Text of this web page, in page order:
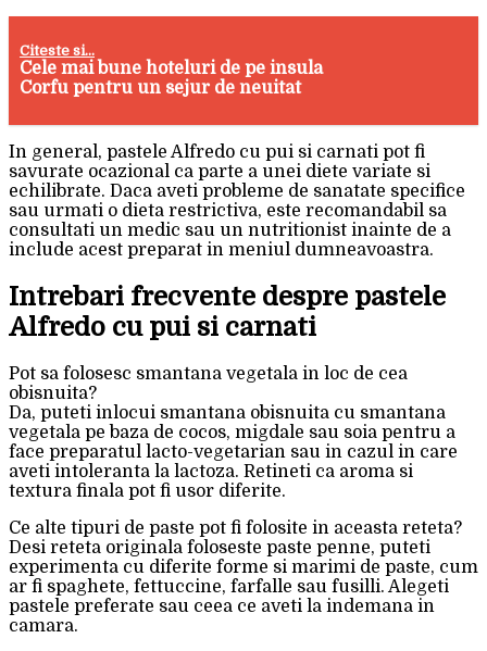
Citeste si...
Cele mai bune hoteluri de pe insula
Corfu pentru un sejur de neuitat
In general, pastele Alfredo cu pui si carnati pot fi
savurate ocazional ca parte a unei diete variate si
echilibrate. Daca aveti probleme de sanatate specifice
sau urmati o dieta restrictiva, este recomandabil sa
consultati un medic sau un nutritionist inainte de a
include acest preparat in meniul dumneavoastra.
Intrebari frecvente despre pastele
Alfredo cu pui si carnati
Pot sa folosesc smantana vegetala in loc de cea
obisnuita?
Da, puteti inlocui smantana obisnuita cu smantana
vegetala pe baza de cocos, migdale sau soia pentru a
face preparatul lacto-vegetarian sau in cazul in care
aveti intoleranta la lactoza. Retineti ca aroma si
textura finala pot fi usor diferite.
Ce alte tipuri de paste pot fi folosite in aceasta reteta?
Desi reteta originala foloseste paste penne, puteti
experimenta cu diferite forme si marimi de paste, cum
ar fi spaghete, fettuccine, farfalle sau fusilli. Alegeti
pastele preferate sau ceea ce aveti la indemana in
camara.